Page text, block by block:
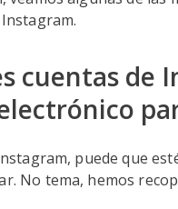
cuentas de
puede que
No tema, hemos